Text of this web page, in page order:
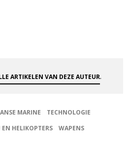
ARTIKELEN VAN DEZE AUTEUR.
MARINE
TECHNOLOGIE
HELIKOPTERS WAPENS